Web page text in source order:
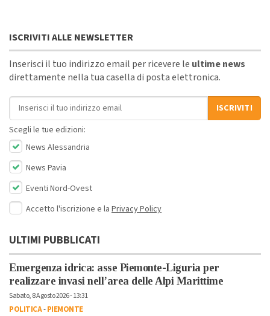
ISCRIVITI ALLE NEWSLETTER
Inserisci il tuo indirizzo email per ricevere le ultime news
direttamente nella tua casella di posta elettronica.
Indirizzo email
ISCRIVITI
Scegli le tue edizioni:
News Alessandria
News Pavia
Eventi Nord-Ovest
Accetto l'iscrizione e la Privacy Policy
ULTIMI PUBBLICATI
Emergenza idrica: asse Piemonte-Liguria per
realizzare invasi nell’area delle Alpi Marittime
Sabato, 8 Agosto 2026 - 13:31
POLITICA-PIEMONTE